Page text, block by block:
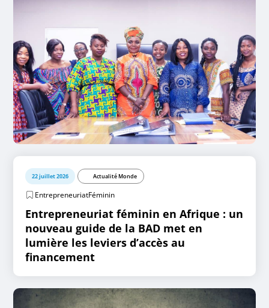
22 juillet 2026 Actualité Monde
EntrepreneuriatFéminin
Entrepreneuriat féminin en Afrique : un
nouveau guide de la BAD met en
lumière les leviers d’accès au
financement